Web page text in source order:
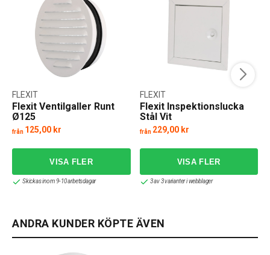
Flexit Ventilgaller Runt
Ø125
FLEXIT
från 125,00 kr
Skickas inom 9-10 arbetsdagar
Flexit Inspektionslucka
Stål Vit
FLEXIT
från 229,00 kr
3 av 3 varianter i webblager
ANDRA KUNDER KÖPTE ÄVEN